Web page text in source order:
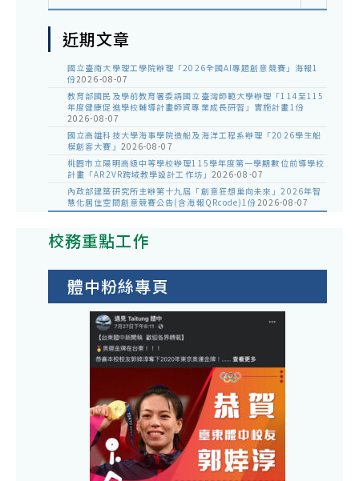
近期文章
國立臺南大學理工學院辦理「2026全國AI專題創意競賽」海報1
份2026-08-07
教育部國民及學前教育署委請國立臺灣師範大學辦理「114至115
年度健康促進學校輔導計畫師資專業成長研習」實施計畫1份
2026-08-07
國立高雄科技大學海事學院造船及海洋工程系辦理「2026學生船
模創客大賽」 2026-08-07
桃園市立陽明高級中等學校辦理115學年度第一學期數位前導學校
計畫「AR2VR跨域教學設計工作坊」 2026-08-07
內政部建築研究所主辦第十九屆「創意狂想巢向未來」2026年智
慧化居住空間創意競賽公告(含海報QRcode)1份2026-08-07
校務重點工作
體中粉絲專頁